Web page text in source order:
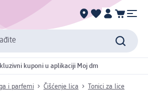
kuponi u aplikaciji Moj dm
i parfemi Čišćenje lica Tonici za lice